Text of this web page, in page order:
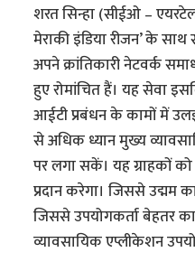
शरत सिन्हा (सीईओ –
मेराकी इंडिया रीजन’ के
अपने क्रांतिकारी नेटवर्क
हुए रोमांचित हैं। यह सेवा
आईटी प्रबंधन के कामों में
से अधिक ध्यान मुख्य
पर लगा सकें। यह ग्राहकों
प्रदान करेगा। जिससे उद्मम
जिससे उपयोगकर्ता बेहतर
व्यावसायिक एप्लीकेशन